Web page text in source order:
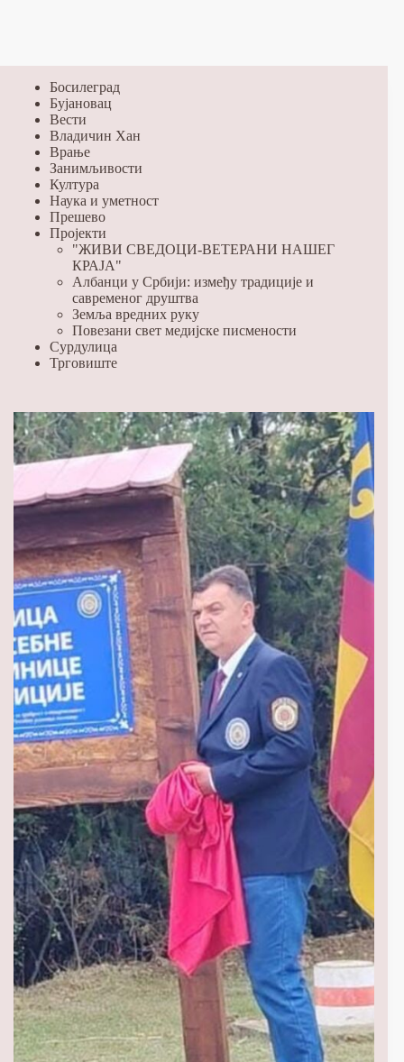
Босилеград
Бујановац
Вести
Владичин Хан
Врање
Занимљивости
Култура
Наука и уметност
Прешево
Пројекти
"ЖИВИ СВЕДОЦИ-ВЕТЕРАНИ НАШЕГ
КРАЈА"
Албанци у Србији: између традиције и
савременог друштва
Земља вредних руку
Повезани свет медијске писмености
Сурдулица
Трговиште